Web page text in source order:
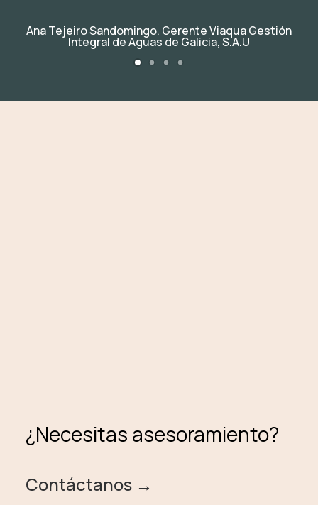
Ana Tejeiro Sandomingo. Gerente Viaqua Gestión
Integral de Aguas de Galicia, S.A.U
¿Necesitas asesoramiento?
Contáctanos →️